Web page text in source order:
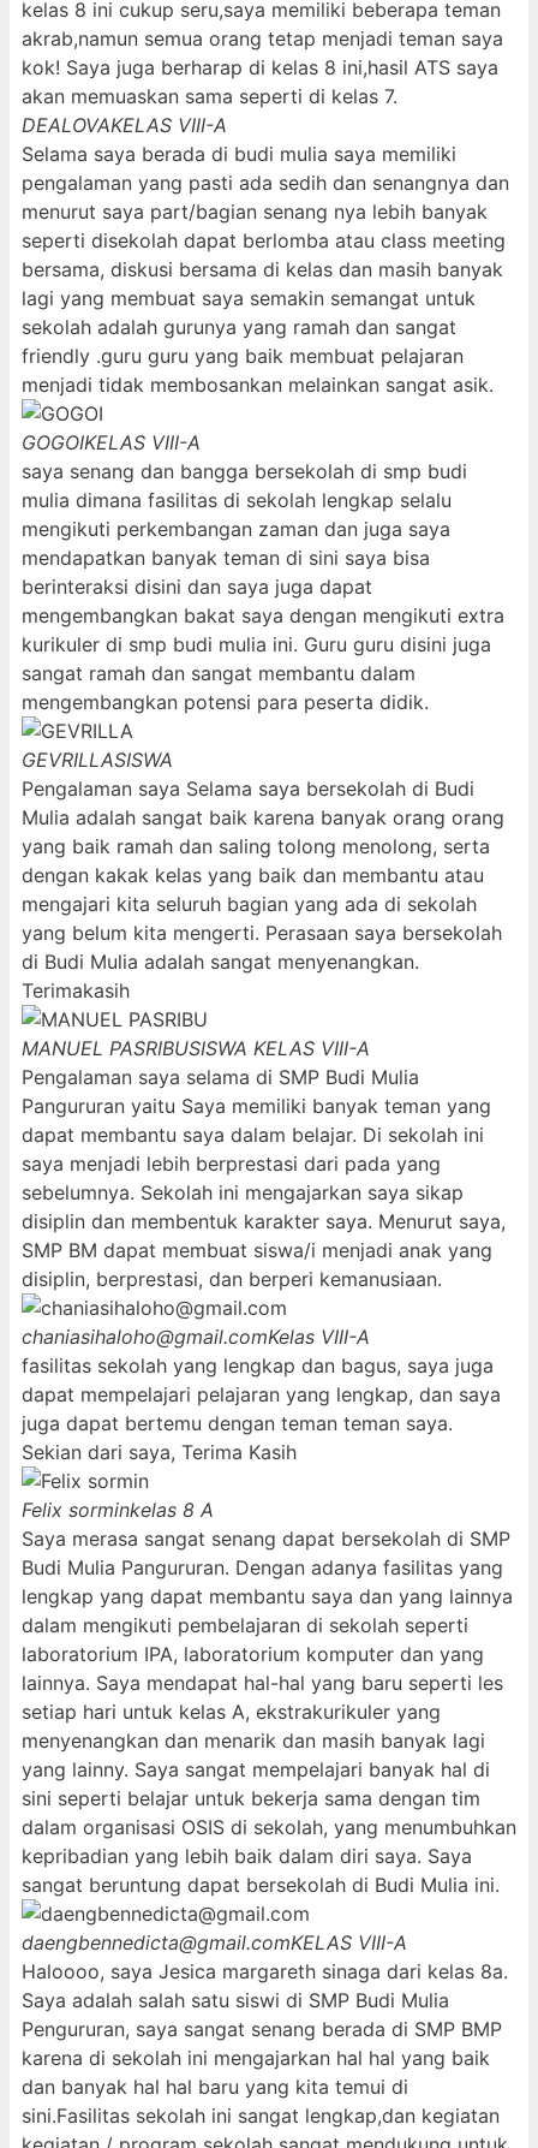
kelas 8 ini cukup seru,saya memiliki beberapa teman
akrab,namun semua orang tetap menjadi teman saya
kok! Saya juga berharap di kelas 8 ini,hasil ATS saya
akan memuaskan sama seperti di kelas 7.
DEALOVAKELAS VIII-A
Selama saya berada di budi mulia saya memiliki
pengalaman yang pasti ada sedih dan senangnya dan
menurut saya part/bagian senang nya lebih banyak
seperti disekolah dapat berlomba atau class meeting
bersama, diskusi bersama di kelas dan masih banyak
lagi yang membuat saya semakin semangat untuk
sekolah adalah gurunya yang ramah dan sangat
friendly .guru guru yang baik membuat pelajaran
menjadi tidak membosankan melainkan sangat asik.
GOGOIKELAS VIII-A
saya senang dan bangga bersekolah di smp budi
mulia dimana fasilitas di sekolah lengkap selalu
mengikuti perkembangan zaman dan juga saya
mendapatkan banyak teman di sini saya bisa
berinteraksi disini dan saya juga dapat
mengembangkan bakat saya dengan mengikuti extra
kurikuler di smp budi mulia ini. Guru guru disini juga
sangat ramah dan sangat membantu dalam
mengembangkan potensi para peserta didik.
GEVRILLASISWA
Pengalaman saya Selama saya bersekolah di Budi
Mulia adalah sangat baik karena banyak orang orang
yang baik ramah dan saling tolong menolong, serta
dengan kakak kelas yang baik dan membantu atau
mengajari kita seluruh bagian yang ada di sekolah
yang belum kita mengerti. Perasaan saya bersekolah
di Budi Mulia adalah sangat menyenangkan.
Terimakasih
MANUEL PASRIBUSISWA KELAS VIII-A
Pengalaman saya selama di SMP Budi Mulia
Pangururan yaitu Saya memiliki banyak teman yang
dapat membantu saya dalam belajar. Di sekolah ini
saya menjadi lebih berprestasi dari pada yang
sebelumnya. Sekolah ini mengajarkan saya sikap
disiplin dan membentuk karakter saya. Menurut saya,
SMP BM dapat membuat siswa/i menjadi anak yang
disiplin, berprestasi, dan berperi kemanusiaan.
chaniasihaloho@gmail.comKelas VIII-A
fasilitas sekolah yang lengkap dan bagus, saya juga
dapat mempelajari pelajaran yang lengkap, dan saya
juga dapat bertemu dengan teman teman saya.
Sekian dari saya, Terima Kasih
Felix sorminkelas 8 A
Saya merasa sangat senang dapat bersekolah di SMP
Budi Mulia Pangururan. Dengan adanya fasilitas yang
lengkap yang dapat membantu saya dan yang lainnya
dalam mengikuti pembelajaran di sekolah seperti
laboratorium IPA, laboratorium komputer dan yang
lainnya. Saya mendapat hal-hal yang baru seperti les
setiap hari untuk kelas A, ekstrakurikuler yang
menyenangkan dan menarik dan masih banyak lagi
yang lainny. Saya sangat mempelajari banyak hal di
sini seperti belajar untuk bekerja sama dengan tim
dalam organisasi OSIS di sekolah, yang menumbuhkan
kepribadian yang lebih baik dalam diri saya. Saya
sangat beruntung dapat bersekolah di Budi Mulia ini.
daengbennedicta@gmail.comKELAS VIII-A
Haloooo, saya Jesica margareth sinaga dari kelas 8a.
Saya adalah salah satu siswi di SMP Budi Mulia
Pengururan, saya sangat senang berada di SMP BMP
karena di sekolah ini mengajarkan hal hal yang baik
dan banyak hal hal baru yang kita temui di
sini.Fasilitas sekolah ini sangat lengkap,dan kegiatan